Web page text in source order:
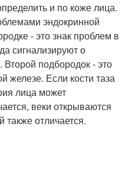
и по коже лица.
эндокринной
- это знак проблем в
сигнализируют о
подбородок - это
железе. Если кости таза
лица может
веки открываются
отличается.